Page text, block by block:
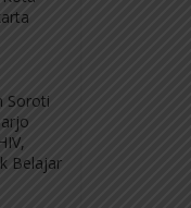
Soroti
Belajar